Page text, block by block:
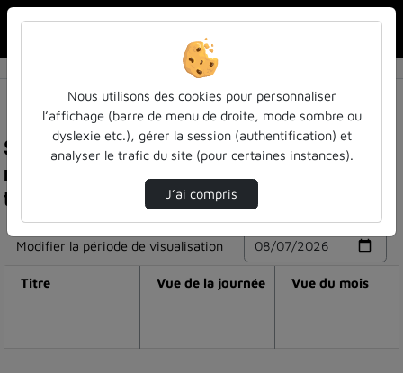
Statistiques de visualisation de la vidéo Mon
master meef - nadege, chargée de mission /
travailleuse sociale
Modifier la période de visualisation
Titre Vue de la journée Vue du mois
Nous utilisons des cookies pour personnaliser
l’affichage (barre de menu de droite, mode sombre ou
dyslexie etc.), gérer la session (authentification) et
analyser le trafic du site (pour certaines instances).
J’ai compris